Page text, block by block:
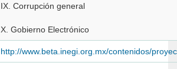
IX. Corrupción general
X. Gobierno Electrónico
http://www.beta.inegi.org.mx/contenidos/